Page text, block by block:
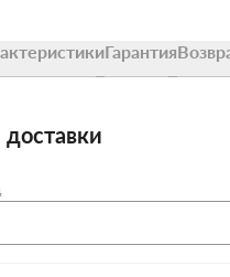
Гарантия